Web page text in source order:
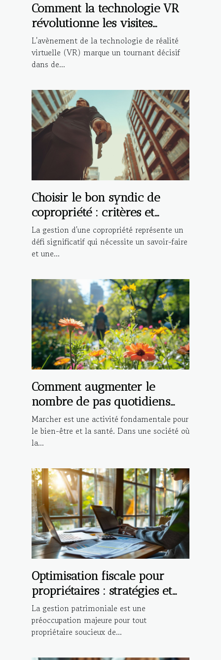
Comment la technologie VR
révolutionne les visites
immobilières
L'avènement de la technologie de réalité
virtuelle (VR) marque un tournant décisif
dans de...
Choisir le bon syndic de
copropriété : critères et
avantages
La gestion d'une copropriété représente un
défi significatif qui nécessite un savoir-faire
et une...
Comment augmenter le
nombre de pas quotidiens
pour une meilleure santé
Marcher est une activité fondamentale pour
le bien-être et la santé. Dans une société où
la...
Optimisation fiscale pour
propriétaires : stratégies et
bénéfices
La gestion patrimoniale est une
préoccupation majeure pour tout
propriétaire soucieux de...